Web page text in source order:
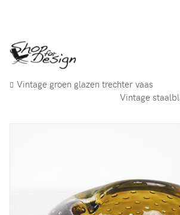
Vintage groen glazen trechter vaas
Vintage